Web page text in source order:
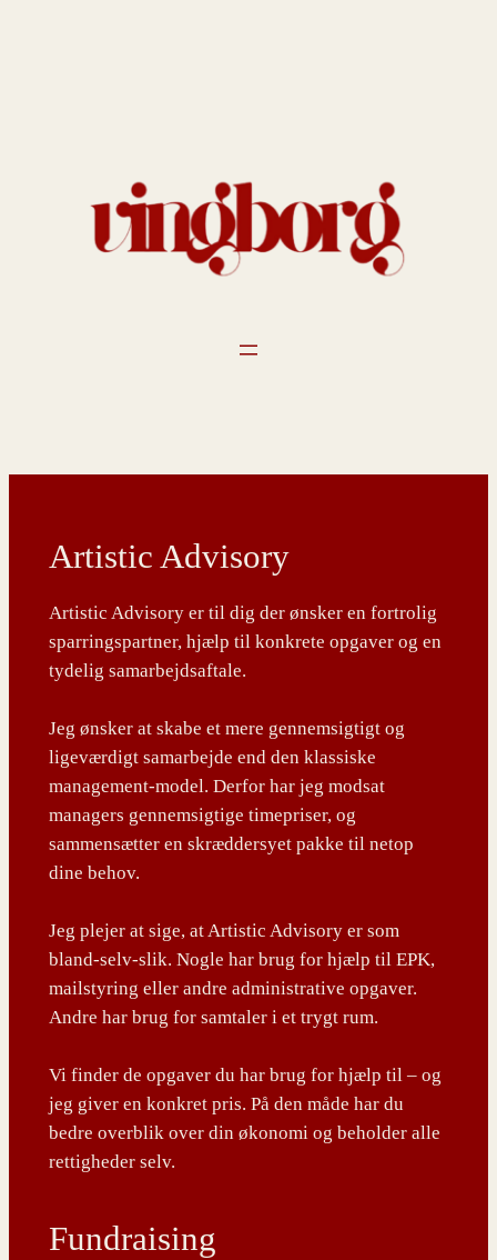
Artistic Advisory
Artistic Advisory er til dig der ønsker en fortrolig
sparringspartner, hjælp til konkrete opgaver og en
tydelig samarbejdsaftale.
Jeg ønsker at skabe et mere gennemsigtigt og
ligeværdigt samarbejde end den klassiske
management-model. Derfor har jeg modsat
managers gennemsigtige timepriser, og
sammensætter en skræddersyet pakke til netop
dine behov.
Jeg plejer at sige, at Artistic Advisory er som
bland-selv-slik. Nogle har brug for hjælp til EPK,
mailstyring eller andre administrative opgaver.
Andre har brug for samtaler i et trygt rum.
Vi finder de opgaver du har brug for hjælp til – og
jeg giver en konkret pris. På den måde har du
bedre overblik over din økonomi og beholder alle
rettigheder selv.
Fundraising